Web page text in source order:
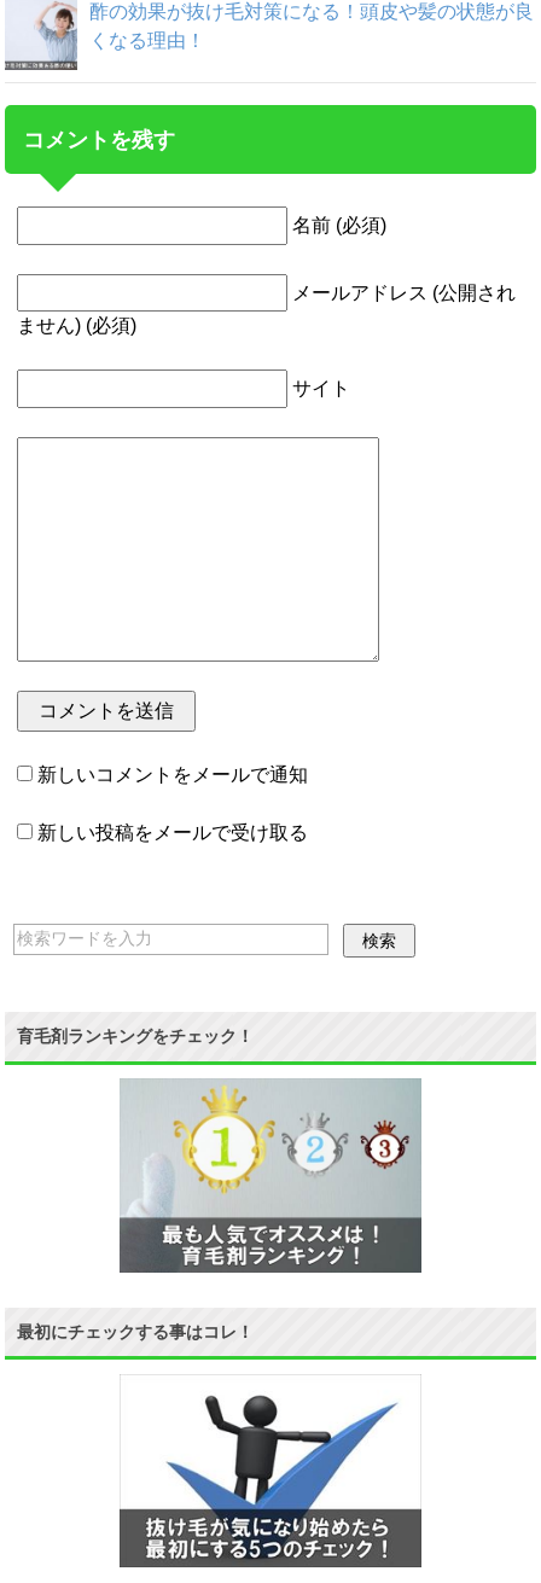
酢の効果が抜け毛対策になる！頭皮や髪の状態が良
くなる理由！
コメントを残す
名前 (必須)
メールアドレス (公開され
ません) (必須)
サイト
新しいコメントをメールで通知
新しい投稿をメールで受け取る
育毛剤ランキングをチェック！
最初にチェックする事はコレ！